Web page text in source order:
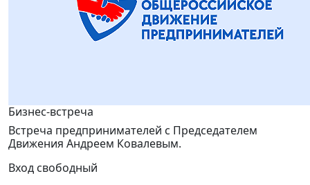
Бизнес-встреча
Встреча предпринимателей с Председателем
Движения Андреем Ковалевым.
Вход свободный